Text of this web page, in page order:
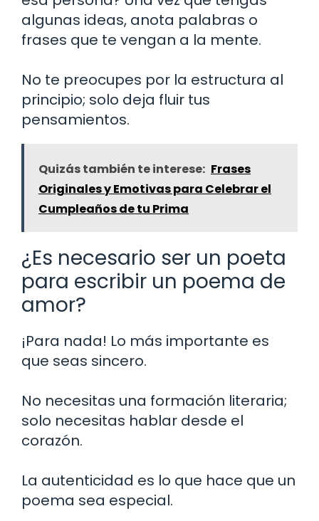
algunas ideas, anota palabras o
frases que te vengan a la mente.
No te preocupes por la estructura al
principio; solo deja fluir tus
pensamientos.
Quizás también te interese: Frases
Originales y Emotivas para Celebrar el
Cumpleaños de tu Prima
¿Es necesario ser un poeta
para escribir un poema de
amor?
¡Para nada! Lo más importante es
que seas sincero.
No necesitas una formación literaria;
solo necesitas hablar desde el
corazón.
La autenticidad es lo que hace que un
poema sea especial.